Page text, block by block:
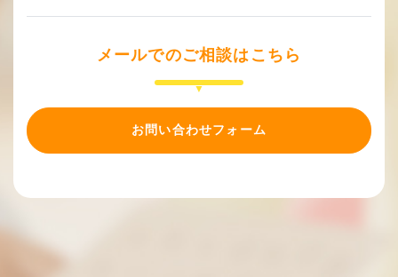
メールでのご相談はこちら
お問い合わせフォーム